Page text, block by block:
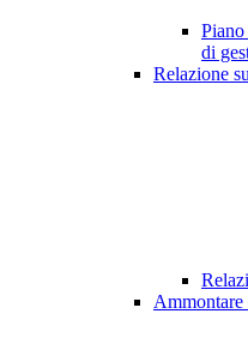
di
Relazione
Ammontare